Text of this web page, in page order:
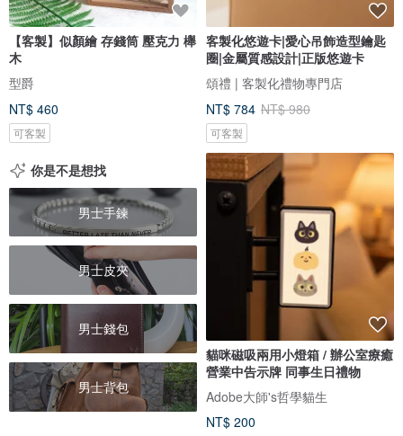
【客製】似顏繪 存錢筒 壓克力 櫸
木
型爵
NT$ 460
可客製
客製化悠遊卡|愛心吊飾造型鑰匙
圈|金屬質感設計|正版悠遊卡
頌禮 | 客製化禮物專門店
NT$ 784 NT$ 980
可客製
你是不是想找
男士手鍊
男士皮夾
男士錢包
男士背包
貓咪磁吸兩用小燈箱 / 辦公室療癒
營業中告示牌 同事生日禮物
Adobe大師's哲學貓生
NT$ 200